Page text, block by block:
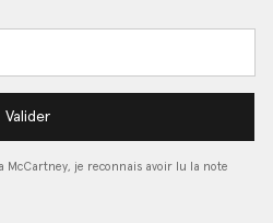
Valider
McCartney, je reconnais avoir lu la note